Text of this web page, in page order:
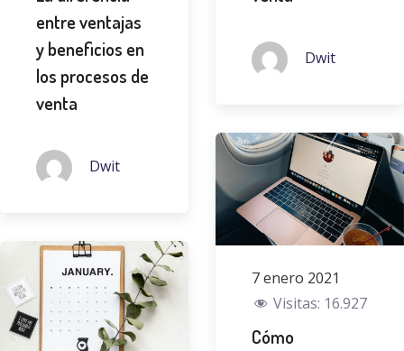
Dwit
entre ventajas
y beneficios en
los procesos de
venta
Dwit
7 enero 2021
Visitas: 16.927
Cómo